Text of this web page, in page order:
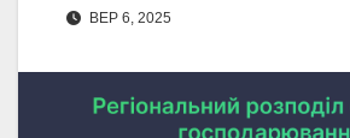
ВЕР 6, 2025